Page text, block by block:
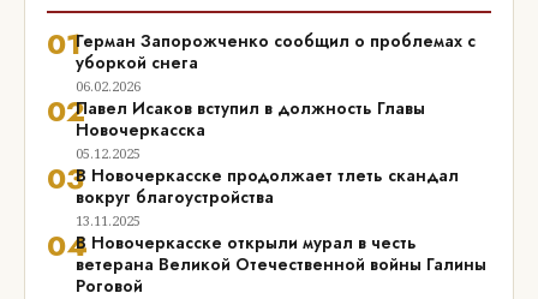
01Герман Запорожченко сообщил о проблемах с
уборкой снега
06.02.2026
02Павел Исаков вступил в должность Главы
Новочеркасска
05.12.2025
03В Новочеркасске продолжает тлеть скандал
вокруг благоустройства
13.11.2025
04В Новочеркасске открыли мурал в честь
ветерана Великой Отечественной войны Галины
Роговой